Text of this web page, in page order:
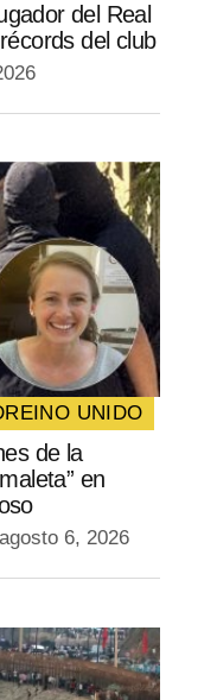
del Real
del club
REINO UNIDO
de la
en
agosto 6, 2026